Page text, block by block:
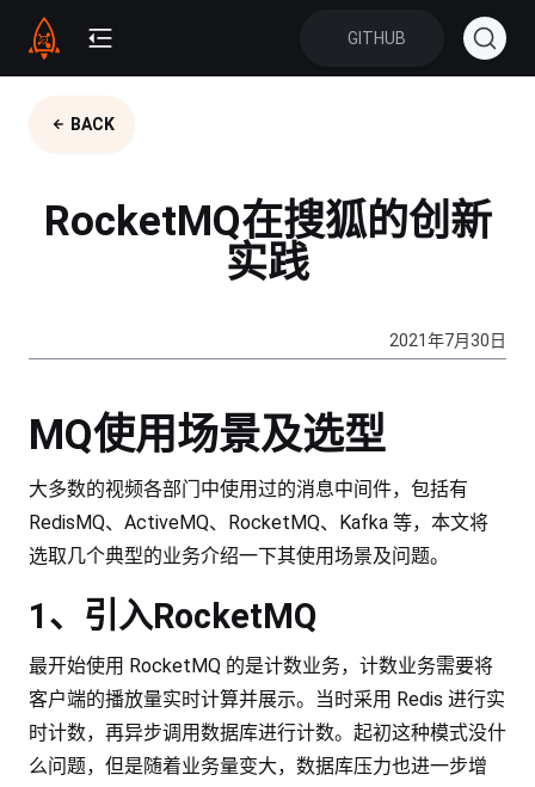
GITHUB
BACK
RocketMQ在搜狐的创新
实践
2021年7月30日
MQ使用场景及选型
大多数的视频各部门中使用过的消息中间件，包括有
RedisMQ、ActiveMQ、RocketMQ、Kafka 等，本文将
选取几个典型的业务介绍一下其使用场景及问题。
1、引入RocketMQ
最开始使用 RocketMQ 的是计数业务，计数业务需要将
客户端的播放量实时计算并展示。当时采用 Redis 进行实
时计数，再异步调用数据库进行计数。起初这种模式没什
么问题，但是随着业务量变大，数据库压力也进一步增